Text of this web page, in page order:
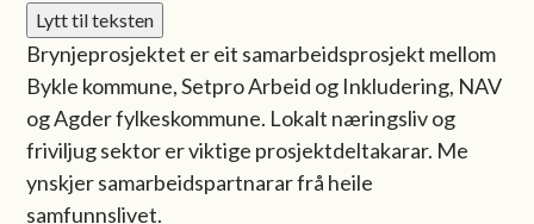
Lytt til teksten
Brynjeprosjektet er eit samarbeidsprosjekt mellom
Bykle kommune, Setpro Arbeid og Inkludering, NAV
og Agder fylkeskommune. Lokalt næringsliv og
friviljug sektor er viktige prosjektdeltakarar. Me
ynskjer samarbeidspartnarar frå heile
samfunnslivet.